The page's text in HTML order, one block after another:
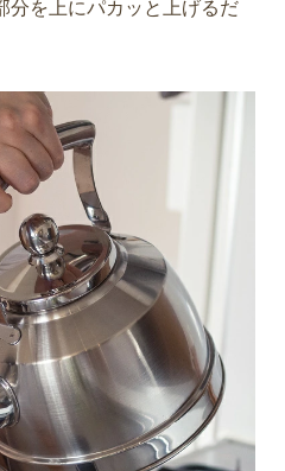
分を上にパカッと上げるだ